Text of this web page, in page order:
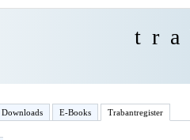
Downloads E-Books Trabantregister